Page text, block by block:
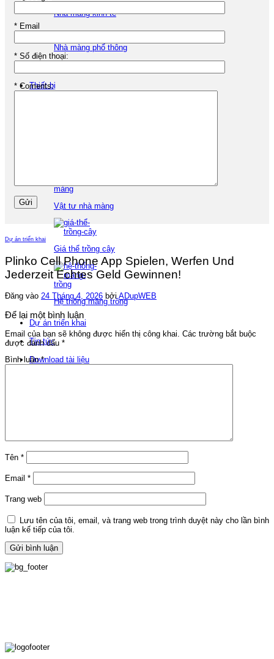
Nhà màng kinh tế
Nhà màng phổ thông
Nhà màng pin năng lượng mặt trời
Thiết bị
Vật tư nhà màng
Giá thể trồng cây
Hệ thống máng trồng
Dự án triển khai
Tin tức
Download tài liệu
* Email
* Số điện thoại:
* Coments:
Dự án triển khai
Plinko Cell Phone App Spielen, Werfen Und
Jederzeit Echtes Geld Gewinnen!
Đăng vào 24 Tháng 4, 2026 bởi ADupWEB
Để lại một bình luận
Email của bạn sẽ không được hiển thị công khai. Các trường bắt buộc
được đánh dấu *
Bình luận*
Tên *
Email *
Trang web
Lưu tên của tôi, email, và trang web trong trình duyệt này cho lần bình
luận kế tiếp của tôi.